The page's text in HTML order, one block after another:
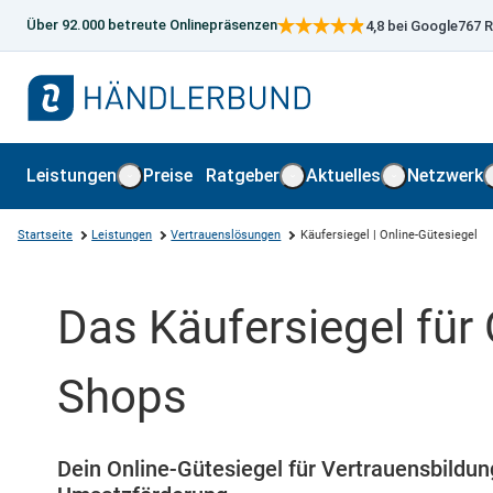
Über 92.000 betreute Onlinepräsenzen 4,8 bei Google767
Leistungen Leistungen öffnen
Preise Ratgeber Ratgeber öffnen
Aktuelles Aktuelles
Netzwerk
Startseite Leistungen Vertrauenslösungen Käufersiegel | Online-Gütesiegel
Das Käufersiegel für
Shops
Dein Online-Gütesiegel für